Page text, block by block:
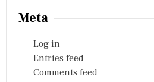
Meta
Log in
Entries feed
Comments feed